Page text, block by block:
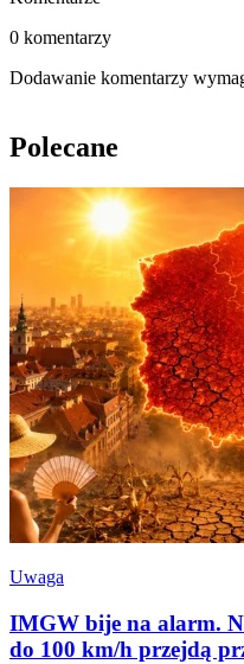
0 komentarzy
Dodawanie komentarzy
Polecane
Uwaga
IMGW bije na alarm.
do 100 km/h przejdą